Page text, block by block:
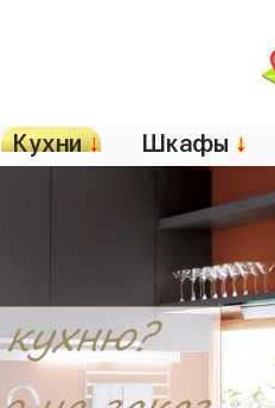
Кухни↓ Шкафы ↓